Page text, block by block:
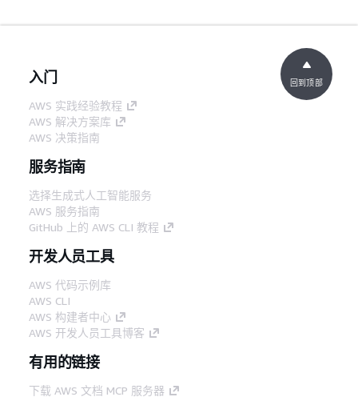
入门
AWS 实践经验教程
AWS 解决方案库
AWS 决策指南
服务指南
选择生成式人工智能服务
AWS 服务指南
GitHub 上的 AWS CLI 教程
开发人员工具
AWS 代码示例库
AWS CLI
AWS 构建者中心
AWS 开发人员工具博客
有用的链接
下载 AWS 文档 MCP 服务器
回到顶部